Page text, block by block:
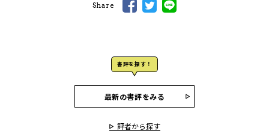
Share
書評を探す！
最新の書評をみる
評者から探す